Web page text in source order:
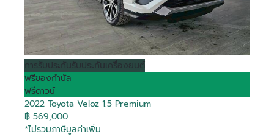
การรับประกันรับประกันเครื่องยนต์
ฟรีของกำนัล
ฟรีดาวน์
2022 Toyota Veloz 1.5 Premium
฿ 569,000
*ไม่รวมภาษีมูลค่าเพิ่ม